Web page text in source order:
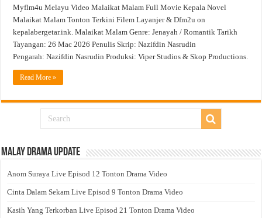
Myflm4u Melayu Video Malaikat Malam Full Movie Kepala Novel
Malaikat Malam Tonton Terkini Filem Layanjer & Dfm2u on
kepalabergetar.ink. Malaikat Malam Genre: Jenayah / Romantik Tarikh
Tayangan: 26 Mac 2026 Penulis Skrip: Nazifdin Nasrudin
Pengarah: Nazifdin Nasrudin Produksi: Viper Studios & Skop Productions.
Read More »
Malay Drama Update
Anom Suraya Live Episod 12 Tonton Drama Video
Cinta Dalam Sekam Live Episod 9 Tonton Drama Video
Kasih Yang Terkorban Live Episod 21 Tonton Drama Video